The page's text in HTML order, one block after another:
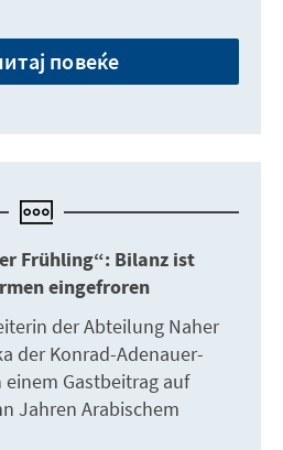
повеќе
Frühling“: Bilanz ist
eingefroren
der Abteilung Naher
der Konrad-Adenauer-
Gastbeitrag auf
Jahren Arabischem